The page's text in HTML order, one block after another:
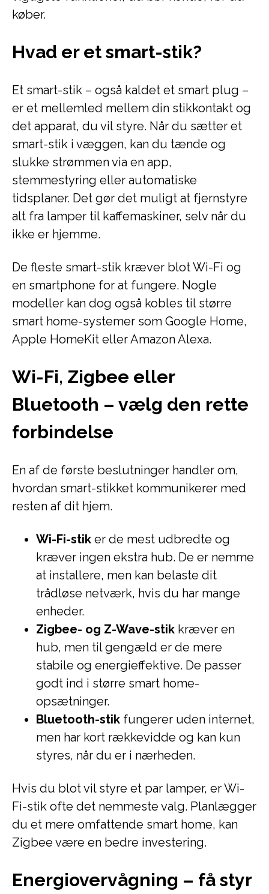
køber.
Hvad er et smart-stik?
Et smart-stik – også kaldet et smart plug –
er et mellemled mellem din stikkontakt og
det apparat, du vil styre. Når du sætter et
smart-stik i væggen, kan du tænde og
slukke strømmen via en app,
stemmestyring eller automatiske
tidsplaner. Det gør det muligt at fjernstyre
alt fra lamper til kaffemaskiner, selv når du
ikke er hjemme.
De fleste smart-stik kræver blot Wi-Fi og
en smartphone for at fungere. Nogle
modeller kan dog også kobles til større
smart home-systemer som Google Home,
Apple HomeKit eller Amazon Alexa.
Wi-Fi, Zigbee eller
Bluetooth – vælg den rette
forbindelse
En af de første beslutninger handler om,
hvordan smart-stikket kommunikerer med
resten af dit hjem.
Wi-Fi-stik er de mest udbredte og
kræver ingen ekstra hub. De er nemme
at installere, men kan belaste dit
trådløse netværk, hvis du har mange
enheder.
Zigbee- og Z-Wave-stik kræver en
hub, men til gengæld er de mere
stabile og energieffektive. De passer
godt ind i større smart home-
opsætninger.
Bluetooth-stik fungerer uden internet,
men har kort rækkevidde og kan kun
styres, når du er i nærheden.
Hvis du blot vil styre et par lamper, er Wi-
Fi-stik ofte det nemmeste valg. Planlægger
du et mere omfattende smart home, kan
Zigbee være en bedre investering.
Energiovervågning – få styr